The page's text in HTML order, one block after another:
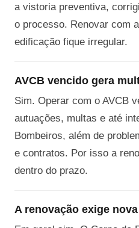
a vistoria preventiva,
o processo. Renovar com
edificação fique irregular.
AVCB vencido gera
Sim. Operar com o AVCB
autuações, multas e até
Bombeiros, além de
e contratos. Por isso a
dentro do prazo.
A renovação exige